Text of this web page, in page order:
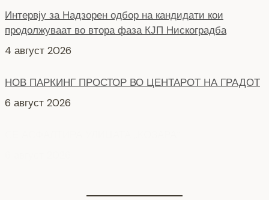
Интервју за Надзорен одбор на кандидати кои
продолжуваат во втора фаза КЈП Нискоградба
4 август 2026
НОВ ПАРКИНГ ПРОСТОР ВО ЦЕНТАРОТ НА ГРАДОТ
6 август 2026